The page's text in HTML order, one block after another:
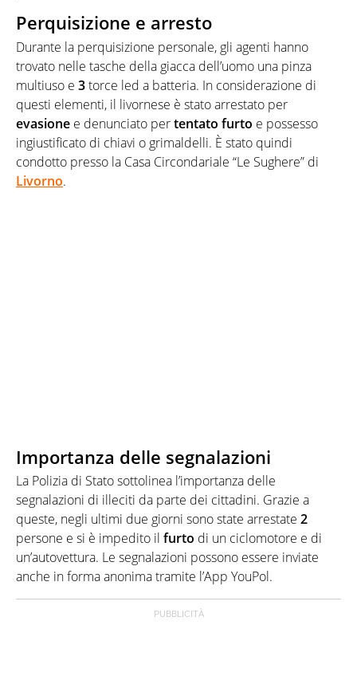
Perquisizione e arresto
Durante la perquisizione personale, gli agenti hanno
trovato nelle tasche della giacca dell’uomo una pinza
multiuso e 3torce led a batteria. In considerazione di
questi elementi, il livornese è stato arrestato per
evasione e denunciato pertentato furto e possesso
ingiustificato di chiavi o grimaldelli. È stato quindi
condotto presso la Casa Circondariale “Le Sughere” di
Livorno.
Importanza delle segnalazioni
La Polizia di Stato sottolinea l’importanza delle
segnalazioni di illeciti da parte dei cittadini. Grazie a
queste, negli ultimi due giorni sono state arrestate 2
persone e si è impedito il furto di un ciclomotore e di
un’autovettura. Le segnalazioni possono essere inviate
anche in forma anonima tramite l’App YouPol.